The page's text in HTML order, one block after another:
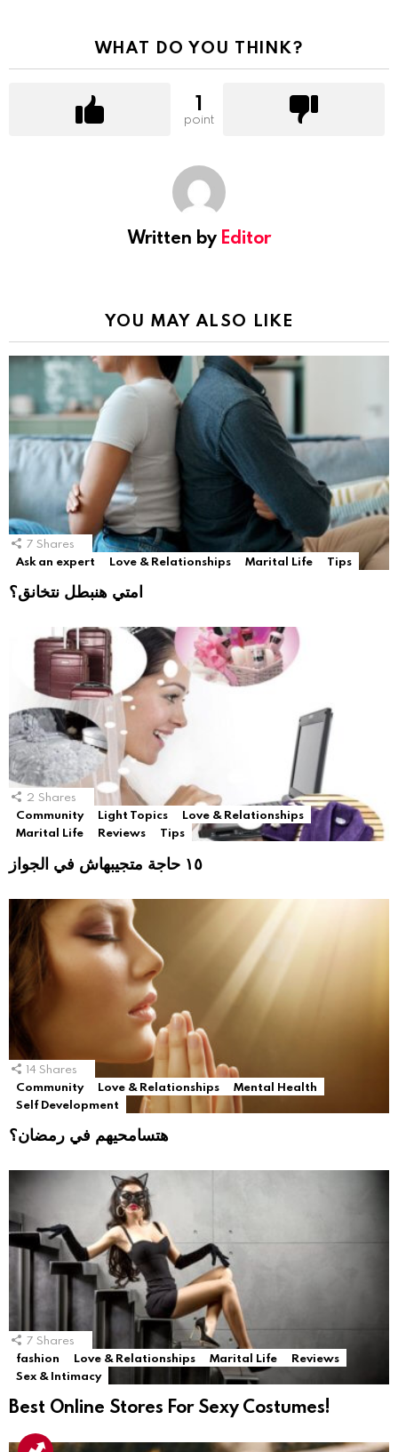
WHAT DO YOU THINK?
1
point
Written by Editor
YOU MAY ALSO LIKE
7 Shares
Ask an expert
Love & Relationships Marital Life Tips
امتي هنبطل نتخانق؟
2 Shares
Community
Light Topics
Love & Relationships
Marital Life
Reviews Tips
١٥ حاجة متجيبهاش في الجواز
14 Shares
Community
Love & Relationships
Mental Health
Self Development
هتسامحيهم في رمضان؟
7 Shares
fashion
Love & Relationships Marital Life
Reviews
Sex & Intimacy
Best Online Stores For Sexy Costumes!